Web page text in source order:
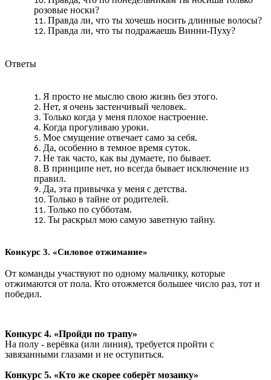
розовые носки?
Правда ли, что ты хочешь носить длинные волосы?
Правда ли, что ты подражаешь Винни-Пуху?
Ответы
Я просто не мыслю свою жизнь без этого.
Нет, я очень застенчивый человек.
Только когда у меня плохое настроение.
Когда прогуливаю уроки.
Мое смущение отвечает само за себя.
Да, особенно в темное время суток.
Не так часто, как вы думаете, по бывает.
В принципе нет, но всегда бывает исключение из
правил.
Да, эта привычка у меня с детства.
Только в тайне от родителей.
Только по субботам.
Ты раскрыл мою самую заветную тайну.
Конкурс 3. «Силовое отжимание»
От команды участвуют по одному мальчику, которые
отжимаются от пола. Кто отожмется большее число раз, тот и
победил.
Конкурс 4. «Пройди по трапу»
На полу - верёвка (или линия), требуется пройти с
завязанными глазами и не оступиться.
Конкурс 5. «Кто же скорее соберёт мозаику»